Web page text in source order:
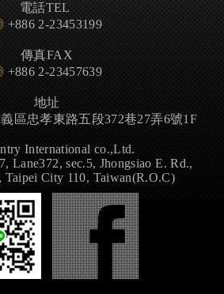
電話TEL
+886 2-23453199
傳真FAX
+886 2-23457639
地址
區忠孝東路五段372巷27弄6號1F
International co.,Ltd.
Lane372, sec.5, Jhongsiao E. Rd.,
City 110, Taiwan(R.O.C)